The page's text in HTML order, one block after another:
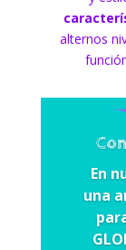
alternos
En
una